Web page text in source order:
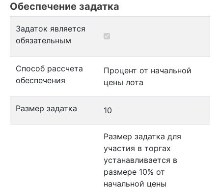
Обеспечение задатка
Задаток является
обязательным
Способ рассчета
обеспечения
Процент от начальной
цены лота
Размер задатка 10
Размер задатка для
участия в торгах
устанавливается в
размере 10% от
начальной цены